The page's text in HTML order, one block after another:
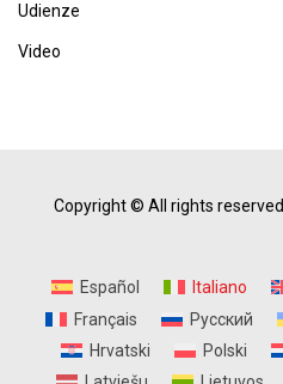
Udienze
Video
Copyright © All rights reserved.
Español Italiano
Français
Русский
Hrvatski
Polski